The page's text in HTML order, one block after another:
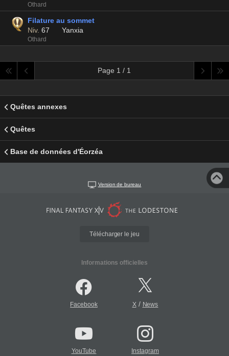
Othard
Filature au sommet
Niv. 67 Yanxia
Othard
Page 1 / 1
Quêtes annexes
Quêtes
Base de données d'Éorzéa
Version de bureau
Télécharger le jeu
Informations officielles
Facebook X/ News
YouTube Instagram